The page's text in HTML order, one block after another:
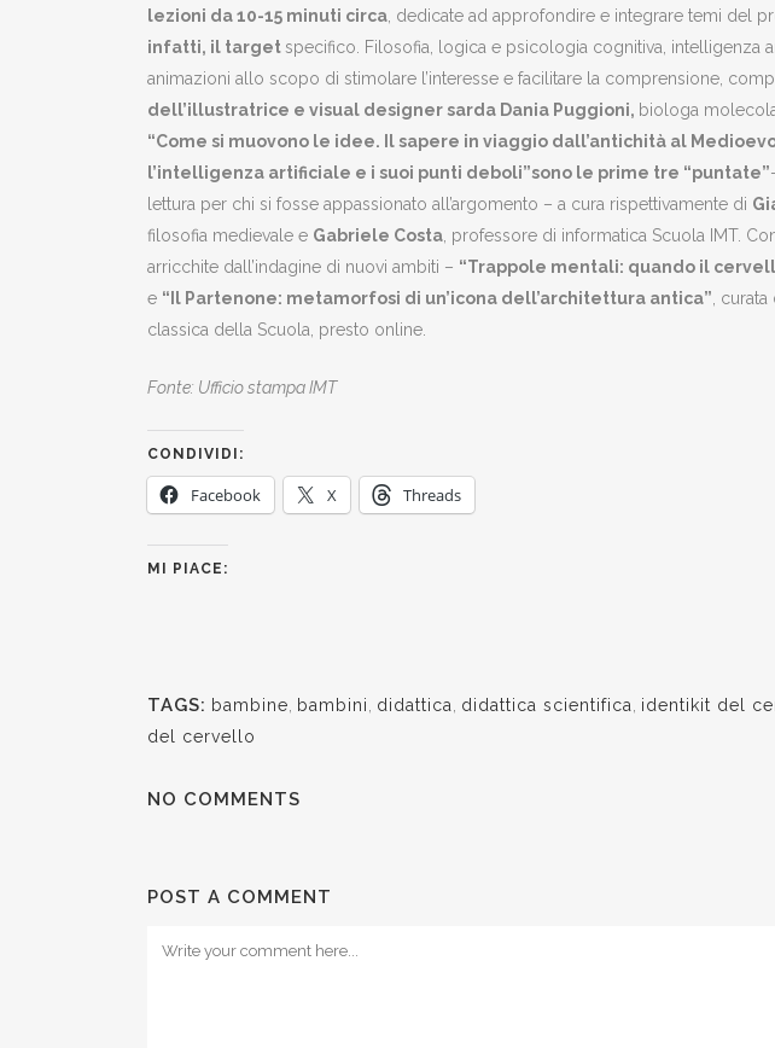
lezioni da 10-15 minuti circa , dedicate ad approfondire e integrare temi del
infatti, il targetspecifico. Filosofia, logica e psicologia cognitiva, intelligenza
animazioni allo scopo di stimolare l’interesse e facilitare la comprensione,
dell’illustratrice e visual designer sarda Dania Puggioni, biologa
“Come si muovono le idee. Il sapere in viaggio dall’antichità al
l’intelligenza artificiale e i suoi punti deboli”sono le prime tre “puntate”
lettura per chi si fosse appassionato all’argomento – a cura rispettivamente di
filosofia medievale e Gabriele Costa , professore di informatica Scuola IMT.
arricchite dall’indagine di nuovi ambiti – “Trappole mentali: quando il
e “Il Partenone: metamorfosi di un’icona dell’architettura antica” ,
classica della Scuola, presto online.
Fonte: Ufficio stampa IMT
CONDIVIDI:
Facebook X Threads
MI PIACE:
TAGS: bambine bambini didattica didattica scientifica identikit del
del cervello
NO COMMENTS
POST A COMMENT